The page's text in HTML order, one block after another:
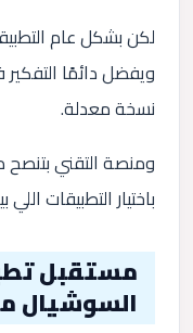
لكن بشكل عام
ويفضل دائمًا
نسخة معدلة.
ومنصة التقني
باختيار التطبيقات
مستقبل
السوشيال